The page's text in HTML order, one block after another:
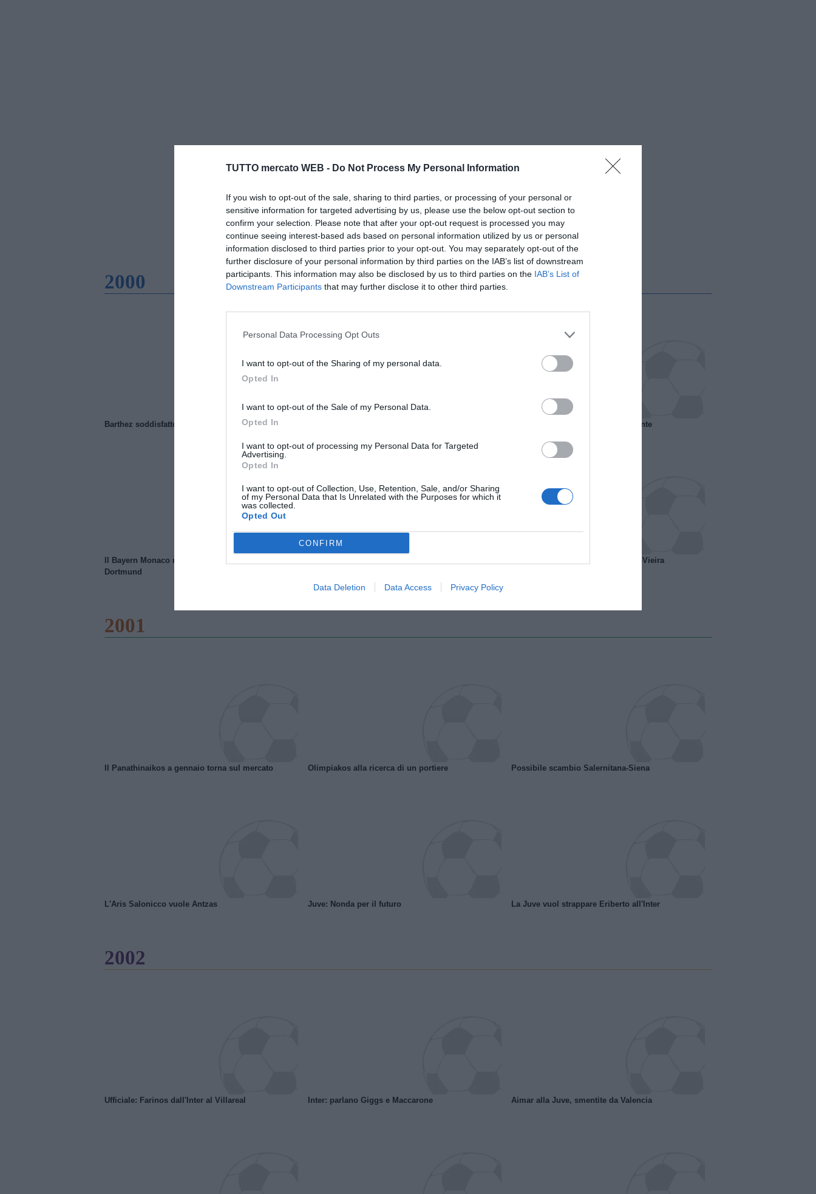
TUTTO mercato WEB - Do Not Process My Personal Information
If you wish to opt-out of the sale, sharing to third parties, or processing of your personal or
sensitive information for targeted advertising by us, please use the below opt-out section to
confirm your selection. Please note that after your opt-out request is processed you may
continue seeing interest-based ads based on personal information utilized by us or personal
information disclosed to third parties prior to your opt-out. You may separately opt-out of the
further disclosure of your personal information by third parties on the IAB’s list of downstream
participants. This information may also be disclosed by us to third parties on the IAB’s List of
Downstream Participants that may further disclose it to other third parties.
Personal Data Processing Opt Outs
I want to opt-out of the Sharing of my personal data.
Opted In
I want to opt-out of the Sale of my Personal Data.
Opted In
I want to opt-out of processing my Personal Data for Targeted
Advertising.
Opted In
I want to opt-out of Collection, Use, Retention, Sale, and/or Sharing
of my Personal Data that Is Unrelated with the Purposes for which it
was collected.
Opted Out
CONFIRM
Data Deletion Data Access Privacy Policy
2000
Barthez soddisfatto del Manchester United Francia, il Marsiglia senza presidente
Il Bayern Monaco ridimensiona il Borussia
Dortmund
A gennaio ipotesi scambio Davids-Vieira
2001
Il Panathinaikos a gennaio torna sul mercato Olimpiakos alla ricerca di un portiere Possibile scambio Salernitana-Siena
L'Aris Salonicco vuole Antzas Juve: Nonda per il futuro La Juve vuol strappare Eriberto all'Inter
2002
Ufficiale: Farinos dall'Inter al Villareal Inter: parlano Giggs e Maccarone Aimar alla Juve, smentite da Valencia